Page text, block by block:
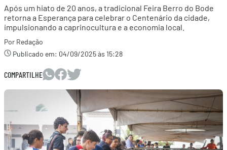
Após um hiato de 20 anos, a tradicional Feira Berro do Bode
retorna a Esperança para celebrar o Centenário da cidade,
impulsionando a caprinocultura e a economia local.
Por Redação
Publicado em: 04/09/2025 às 15:28
COMPARTILHE